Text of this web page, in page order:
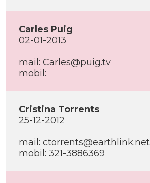
Carles Puig
02-01-2013
mail: Carles@puig.tv
mobil:
Cristina Torrents
25-12-2012
mail: ctorrents@earthlink.net
mobil: 321-3886369